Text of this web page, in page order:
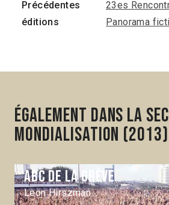
Précédentes
éditions
23es
Panorama
Également dans la
Mondialisation (2013)
ABC de la grève
Leon Hirszman